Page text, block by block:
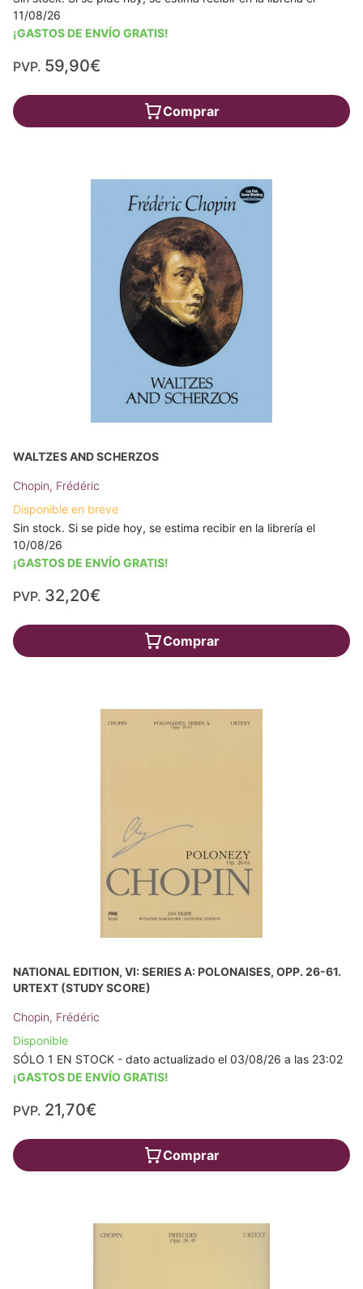
11/08/26
¡GASTOS DE ENVÍO GRATIS!
PVP. 59,90€
Comprar
WALTZES AND SCHERZOS
Chopin, Frédéric
Disponible en breve
Sin stock. Si se pide hoy, se estima recibir en la librería el
10/08/26
¡GASTOS DE ENVÍO GRATIS!
PVP. 32,20€
Comprar
NATIONAL EDITION, VI: SERIES A: POLONAISES, OPP. 26-61.
URTEXT (STUDY SCORE)
Chopin, Frédéric
Disponible
SÓLO 1 EN STOCK - dato actualizado el 03/08/26 a las 23:02
¡GASTOS DE ENVÍO GRATIS!
PVP. 21,70€
Comprar